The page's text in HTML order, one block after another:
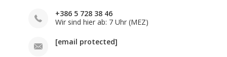
+386 5 728 38 46
Wir sind hier ab: 7 Uhr (MEZ)
[email protected]